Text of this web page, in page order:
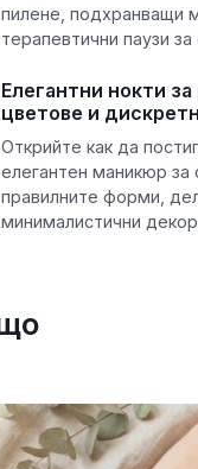
пилене, подхранващи
терапевтични паузи
Елегантни нокти
цветове и
Открийте как да
елегантен маникюр за
правилните форми,
минималистични